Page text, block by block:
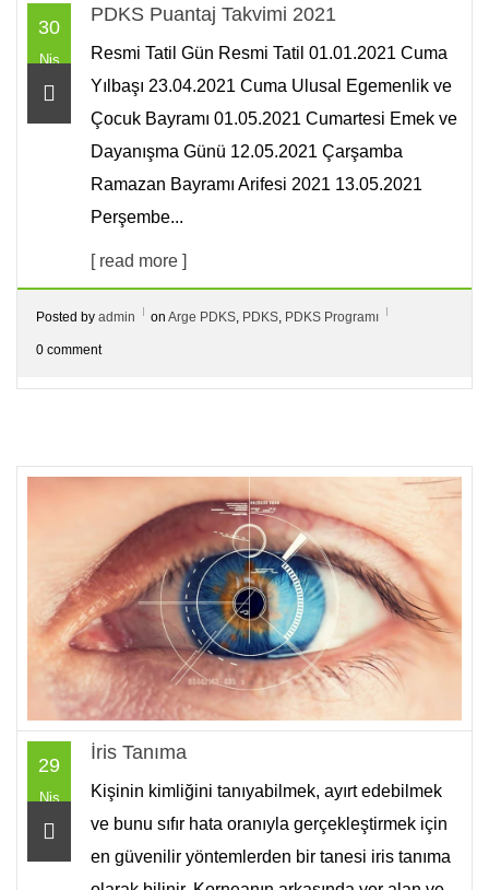
30
Nis
PDKS Puantaj Takvimi 2021
Resmi Tatil Gün Resmi Tatil 01.01.2021 Cuma
Yılbaşı 23.04.2021 Cuma Ulusal Egemenlik ve
Çocuk Bayramı 01.05.2021 Cumartesi Emek ve
Dayanışma Günü 12.05.2021 Çarşamba
Ramazan Bayramı Arifesi 2021 13.05.2021
Perşembe...
[ read more ]
Posted by admin on Arge PDKS PDKS PDKS Programı
0 comment
29
Nis
İris Tanıma
Kişinin kimliğini tanıyabilmek, ayırt edebilmek
ve bunu sıfır hata oranıyla gerçekleştirmek için
en güvenilir yöntemlerden bir tanesi iris tanıma